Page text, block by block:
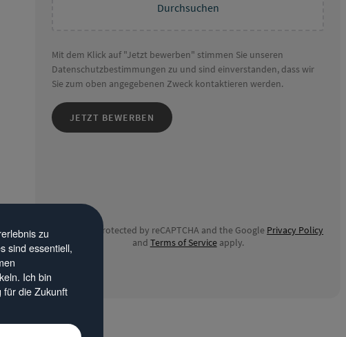
Durchsuchen
Mit dem Klick auf "Jetzt bewerben" stimmen Sie unseren
Datenschutzbestimmungen zu und sind einverstanden, dass wir
Sie zum oben angegebenen Zweck kontaktieren werden.
JETZT BEWERBEN
This site is protected by reCAPTCHA and the Google Privacy Policy
and Terms of Serviceapply.
zu
sind essentiell,
Ich bin
für die Zukunft